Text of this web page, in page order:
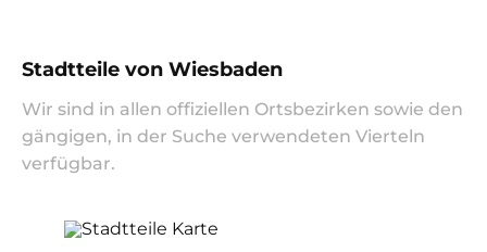
Stadtteile von Wiesbaden
Wir sind in allen offiziellen Ortsbezirken sowie den
gängigen, in der Suche verwendeten Vierteln
verfügbar.